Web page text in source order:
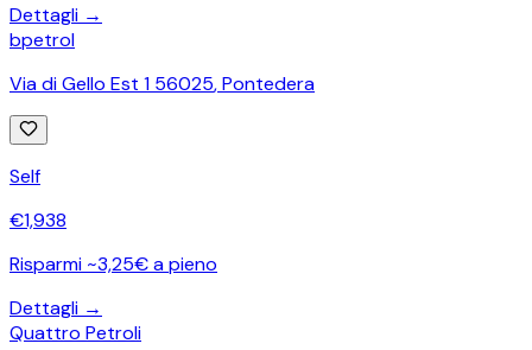
Dettagli →
bpetrol
Via di Gello Est 1 56025,Pontedera
Self
€1,938
Risparmi ~3,25€ a pieno
Dettagli →
Quattro Petroli